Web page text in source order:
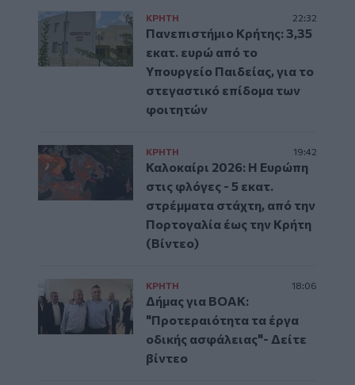
ΚΡΗΤΗ 22:32
Πανεπιστήμιο Κρήτης: 3,35
εκατ. ευρώ από το
Υπουργείο Παιδείας, για το
στεγαστικό επίδομα των
φοιτητών
ΚΡΗΤΗ 19:42
Καλοκαίρι 2026: Η Ευρώπη
στις φλόγες - 5 εκατ.
στρέμματα στάχτη, από την
Πορτογαλία έως την Κρήτη
(Βίντεο)
ΚΡΗΤΗ 18:06
Δήμας για ΒΟΑΚ:
"Προτεραιότητα τα έργα
οδικής ασφάλειας"- Δείτε
βίντεο